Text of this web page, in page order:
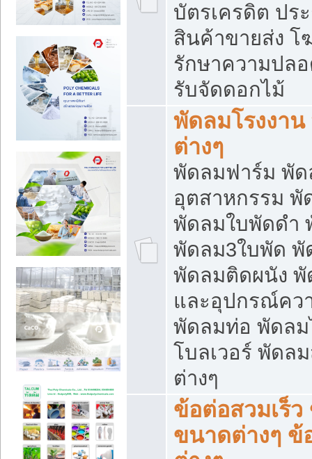
บัตรเครดิต ปร
สินค้าขายส่ง
รักษาความปล
รับจัดดอกไม้
พัดลมโรงงา
ต่างๆ
พัดลมฟาร์ม พัด
อุตสาหกรรม
พัดลมใบพัดดำ
พัดลม3ใบพัด พั
พัดลมติดผนัง
และอุปกรณ์คว
พัดลมท่อ พัดลม
โบลเวอร์ พัดล
ต่างๆ
ข้อต่อสวมเร็
ขนาดต่างๆ ข้